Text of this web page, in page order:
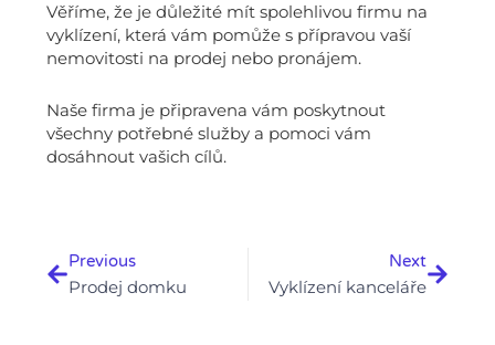
Věříme, že je důležité mít spolehlivou firmu na
vyklízení, která vám pomůže s přípravou vaší
nemovitosti na prodej nebo pronájem.
Naše firma je připravena vám poskytnout
všechny potřebné služby a pomoci vám
dosáhnout vašich cílů.
Previous
Prodej domku
Next
Vyklízení kanceláře